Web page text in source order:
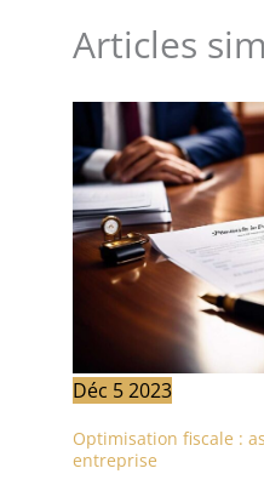
Articles
Déc 52023
Optimisation fiscale :
entreprise